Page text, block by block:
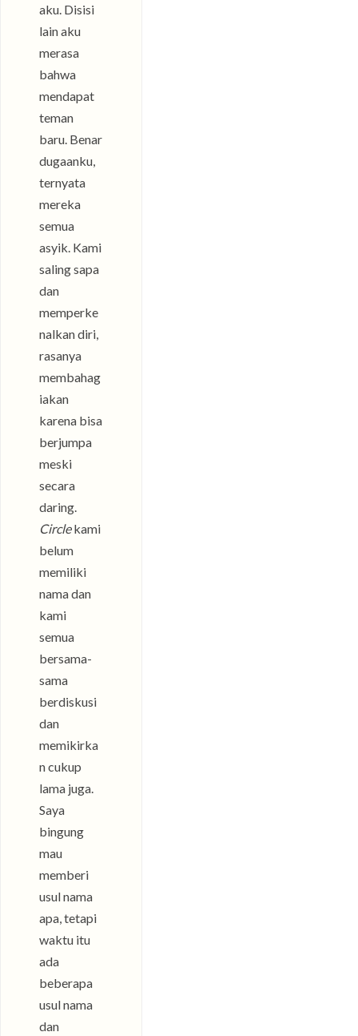
aku. Disisi
lain aku
merasa
bahwa
mendapat
teman
baru. Benar
dugaanku,
ternyata
mereka
semua
asyik. Kami
saling sapa
dan
memperke
nalkan diri,
rasanya
membahag
iakan
karena bisa
berjumpa
meski
secara
daring.
Circlekami
belum
memiliki
nama dan
kami
semua
bersama-
sama
berdiskusi
dan
memikirka
n cukup
lama juga.
Saya
bingung
mau
memberi
usul nama
apa, tetapi
waktu itu
ada
beberapa
usul nama
dan